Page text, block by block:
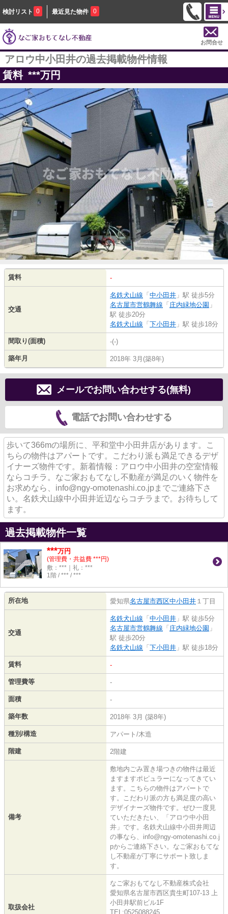
検討リスト 0 最近見た物件 0
お問合せ
アロウ中小田井の過去掲載物件情報
賃料 ***万円
賃料 -
交通
名鉄犬山線 「 中小田井 」駅 徒歩5分
名古屋市営鶴舞線 「 庄内緑地公園 」
駅 徒歩20分
名鉄犬山線 「 下小田井 」駅 徒歩18分
間取り(面積) -(-)
築年月 2018年 3月(築8年)
メールでお問い合わせする(無料)
電話でお問い合わせする
歩いて366mの場所に、平和堂中小田井店があります。こ
ちらの物件はアパートです。こだわり派も満足できるデザ
イナーズ物件です。新着情報：アロウ中小田井の空室情報
ならコチラ。なご家おもてなし不動産が満足のいく物件を
お求めなら、info@ngy-omotenashi.co.jpまでご連絡下さ
い。名鉄犬山線中小田井近辺ならコチラまで。お待ちして
ます。
過去掲載物件一覧
***万円
(管理費・共益費 ***円)
敷：***｜礼：***
1階 / *** / ***
所在地 愛知県名古屋市西区中小田井 １丁目
交通
名鉄犬山線 「 中小田井 」駅 徒歩5分
名古屋市営鶴舞線 「 庄内緑地公園 」
駅 徒歩20分
名鉄犬山線 「 下小田井 」駅 徒歩18分
賃料 -
管理費等 -
面積 -
築年数 2018年 3月 (築8年)
種別/構造 アパート/木造
階建 2階建
備考
敷地内ごみ置き場つきの物件は最近
ますますポピュラーになってきてい
ます。こちらの物件はアパートで
す。こだわり派の方も満足度の高い
デザイナーズ物件です。ぜひ一度見
ていただきたい、「アロウ中小田
井」です。名鉄犬山線中小田井周辺
の事なら、info@ngy-omotenashi.co.j
pからご連絡下さい。なご家おもてな
し不動産が丁寧にサポート致しま
す。
取扱会社
なご家おもてなし不動産株式会社
愛知県名古屋市西区貴生町107-13 上
小田井駅前ビル1F
TEL:0525088245